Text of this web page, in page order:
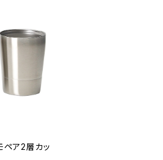
ア2層カッ